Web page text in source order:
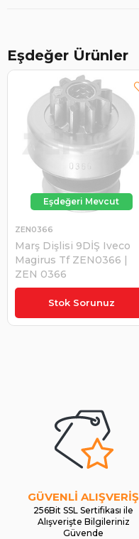
Eşdeğer Ürünler
Stok Sorunuz
Marş Dişlisi 9DİŞ Iveco
Magirus Tf ZEN0366 |
ZEN 0366
ZEN0366
₺761,73
GÜVENLİ ALIŞVERİŞ
256Bit SSL Sertifikası ile
Alışverişte Bilgileriniz
Güvende